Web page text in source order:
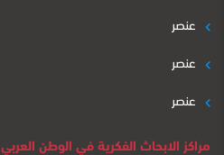
عنصر
عنصر
عنصر
مراكز الابحاث الفكرية في الوطن العربي